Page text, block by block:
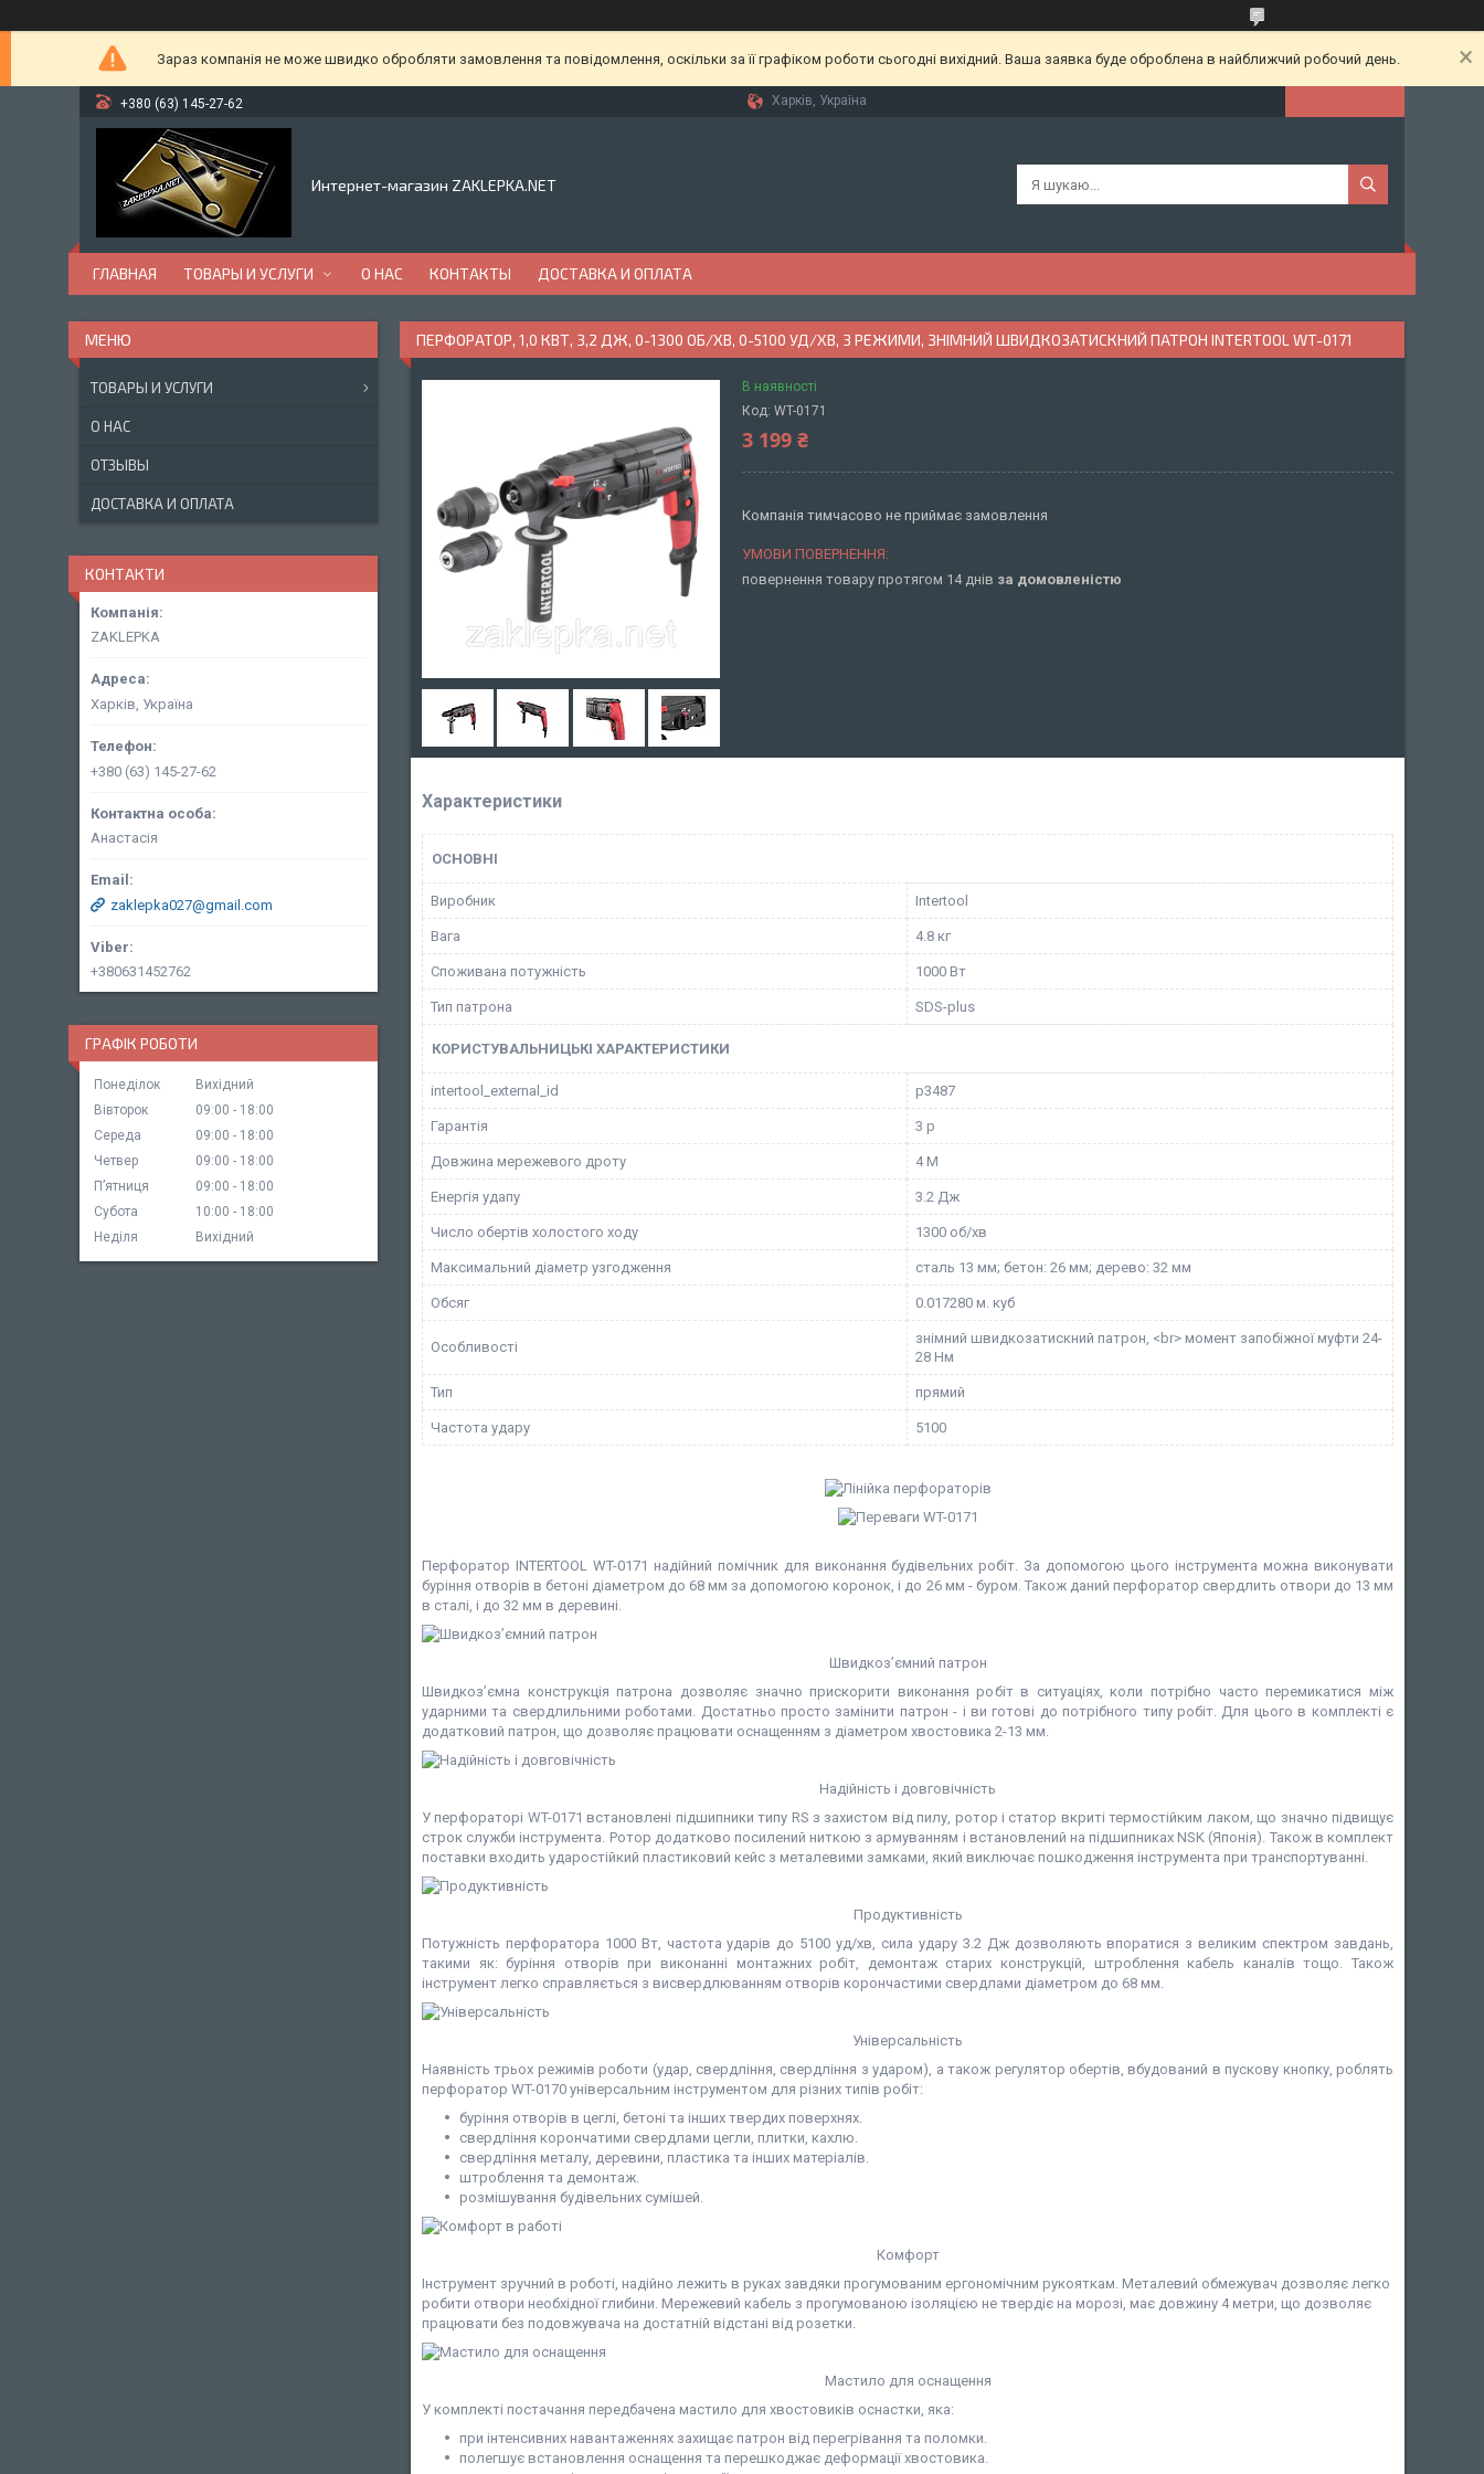
Зараз компанія не може швидко обробляти замовлення та повідомлення, оскільки за її графіком роботи сьогодні вихідний. Ваша заявка буде оброблена в найближчий робочий день.
+380 (63) 145-27-62 Харків, Україна
Интернет-магазин ZAKLEPKA.NET
ГЛАВНАЯ ТОВАРЫ И УСЛУГИ О НАС КОНТАКТЫ ДОСТАВКА И ОПЛАТА
ПЕРФОРАТОР, 1,0 КВТ, 3,2 ДЖ, 0-1300 ОБ/ХВ, 0-5100 УД/ХВ, 3 РЕЖИМИ, ЗНІМНИЙ ШВИДКОЗАТИСКНИЙ ПАТРОН INTERTOOL WT-0171
В наявності
Код: WT-0171
3 199 ₴
Компанія тимчасово не приймає замовлення
повернення товару протягом 14 днів за домовленістю
Характеристики
ОСНОВНІ
Виробник Intertool
Вага 4.8 кг
Споживана потужність 1000 Вт
Тип патрона SDS-plus
КОРИСТУВАЛЬНИЦЬКІ ХАРАКТЕРИСТИКИ
intertool_external_id p3487
Гарантія 3 р
Довжина мережевого дроту 4 М
Енергія удапу 3.2 Дж
Число обертів холостого ходу 1300 об/хв
Максимальний діаметр узгодження сталь 13 мм; бетон: 26 мм; дерево: 32 мм
Обсяг 0.017280 м. куб
Особливості
знімний швидкозатискний патрон, <br> момент запобіжної муфти 24-
28 Нм
Тип прямий
Частота удару 5100
Перфоратор INTERTOOL WT-0171 надійний помічник для виконання будівельних робіт. За допомогою цього інструмента можна виконувати
буріння отворів в бетоні діаметром до 68 мм за допомогою коронок, і до 26 мм - буром. Також даний перфоратор свердлить отвори до 13 мм
в сталі, і до 32 мм в деревині.
Швидкоз’ємний патрон
Швидкоз’ємна конструкція патрона дозволяє значно прискорити виконання робіт в ситуаціях, коли потрібно часто перемикатися між
ударними та свердлильними роботами. Достатньо просто замінити патрон - і ви готові до потрібного типу робіт. Для цього в комплекті є
додатковий патрон, що дозволяє працювати оснащенням з діаметром хвостовика 2-13 мм.
Надійність і довговічність
У перфораторі WT-0171 встановлені підшипники типу RS з захистом від пилу, ротор і статор вкриті термостійким лаком, що значно підвищує
строк служби інструмента. Ротор додатково посилений ниткою з армуванням і встановлений на підшипниках NSK (Японія). Також в комплект
поставки входить ударостійкий пластиковий кейс з металевими замками, який виключає пошкодження інструмента при транспортуванні.
Продуктивність
Потужність перфоратора 1000 Вт, частота ударів до 5100 уд/хв, сила удару 3.2 Дж дозволяють впоратися з великим спектром завдань,
такими як: буріння отворів при виконанні монтажних робіт, демонтаж старих конструкцій, штроблення кабель каналів тощо. Також
інструмент легко справляється з висвердлюванням отворів корончастими свердлами діаметром до 68 мм.
Універсальність
Наявність трьох режимів роботи (удар, свердління, свердління з ударом), а також регулятор обертів, вбудований в пускову кнопку, роблять
перфоратор WT-0170 універсальним інструментом для різних типів робіт:
буріння отворів в цеглі, бетоні та інших твердих поверхнях.
свердління корончатими свердлами цегли, плитки, кахлю.
свердління металу, деревини, пластика та інших матеріалів.
штроблення та демонтаж.
розмішування будівельних сумішей.
Комфорт
Інструмент зручний в роботі, надійно лежить в руках завдяки прогумованим ергономічним рукояткам. Металевий обмежувач дозволяє легко
робити отвори необхідної глибини. Мережевий кабель з прогумованою ізоляцією не твердіє на морозі, має довжину 4 метри, що дозволяє
працювати без подовжувача на достатній відстані від розетки.
Мастило для оснащення
У комплекті постачання передбачена мастило для хвостовиків оснастки, яка:
при інтенсивних навантаженнях захищає патрон від перегрівання та поломки.
полегшує встановлення оснащення та перешкоджає деформації хвостовика.
ТОВАРЫ И УСЛУГИ
О НАС
ОТЗЫВЫ
ДОСТАВКА И ОПЛАТА
КОНТАКТИ
ZAKLEPKA
Харків, Україна
+380 (63) 145-27-62
Анастасія
zaklepka027@gmail.com
+380631452762
ГРАФІК РОБОТИ
Понеділок
Вихідний
Вівторок
09:00
18:00
Середа
09:00
18:00
Четвер
09:00
18:00
Пʼятниця
09:00
18:00
Субота
10:00
18:00
Неділя
Вихідний